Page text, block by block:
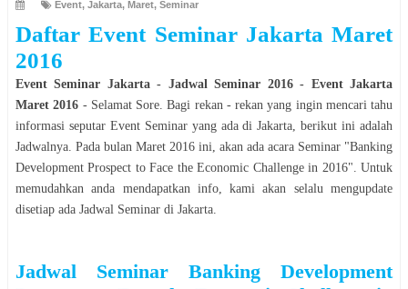
Event, Jakarta, Maret, Seminar
Daftar Event Seminar Jakarta Maret
2016
EventSeminar Jakarta- JadwalSeminar 2016- EventJakarta
Maret 2016 - Selamat Sore. Bagi rekan - rekan yang ingin mencari tahu
informasi seputar Event Seminaryang ada diJakarta, berikut ini adalah
Jadwalnya. Pada bulan Maret 2016 ini, akan ada acara Seminar "Banking
Development Prospect to Face the Economic Challenge in 2016". Untuk
memudahkan anda mendapatkan info, kami akan selalu mengupdate
disetiap ada Jadwal Seminar di Jakarta.
Jadwal Seminar
Banking Development